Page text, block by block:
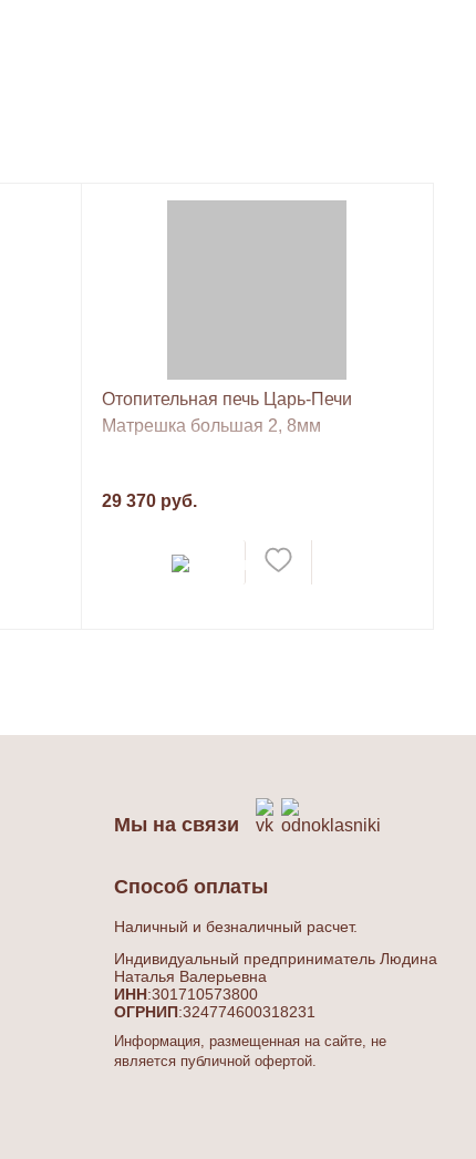
Отопительная печь Царь-Печи
Матрешка большая 2, 8мм
29 370 руб.
Мы на связи
Способ оплаты
Наличный и безналичный расчет.
Индивидуальный предприниматель Людина
Наталья Валерьевна
ИНН:301710573800
ОГРНИП:324774600318231
Информация, размещенная на сайте, не
является публичной офертой.